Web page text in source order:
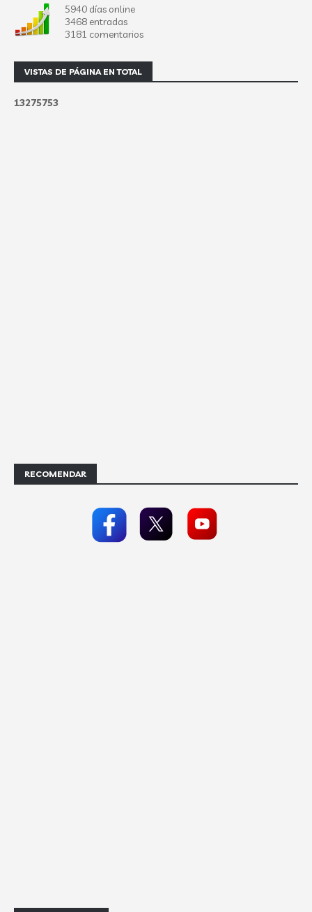
5940 días online
3468 entradas
3181 comentarios
VISTAS DE PÁGINA EN TOTAL
13275753
RECOMENDAR